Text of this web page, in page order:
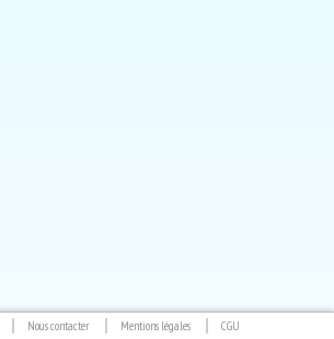
Nous contacter Mentions légales CGU